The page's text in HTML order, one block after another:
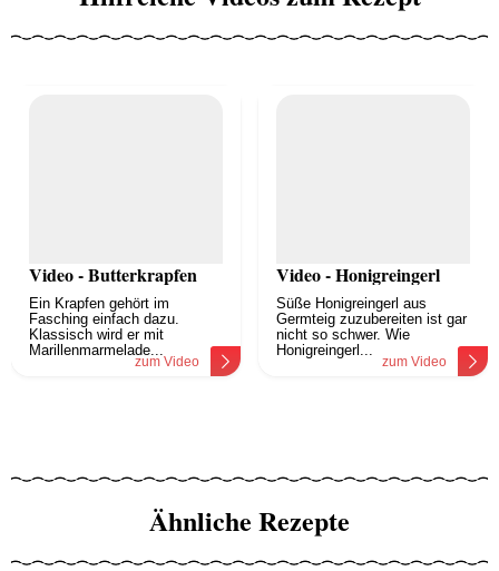
Video - Butterkrapfen
Ein Krapfen gehört im
Fasching einfach dazu.
Klassisch wird er mit
Marillenmarmelade...
zum Video
Video - Honigreingerl
Süße Honigreingerl aus
Germteig zuzubereiten ist gar
nicht so schwer. Wie
Honigreingerl...
zum Video
Ähnliche Rezepte